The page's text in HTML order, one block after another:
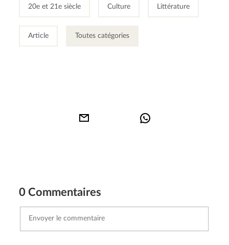
20e et 21e siècle Culture Littérature
Article Toutes catégories
0 Commentaires